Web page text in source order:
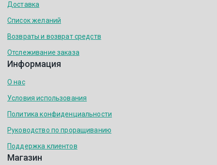
Доставка
Список желаний
Возвраты и возврат средств
Отслеживание заказа
Информация
О нас
Условия использования
Политика конфиденциальности
Руководство по проращиванию
Поддержка клиентов
Магазин